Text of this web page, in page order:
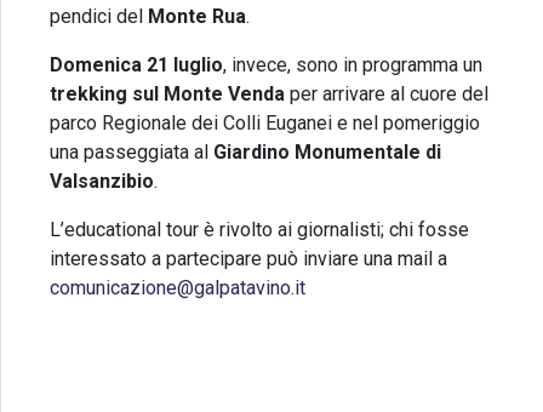
pendici del Monte Rua.
Domenica 21 luglio, invece, sono in programma un
trekking sul Monte Venda per arrivare al cuore del
parco Regionale dei Colli Euganei e nel pomeriggio
una passeggiata al Giardino Monumentale di
Valsanzibio.
L’educational tour è rivolto ai giornalisti; chi fosse
interessato a partecipare può inviare una mail a
comunicazione@galpatavino.it